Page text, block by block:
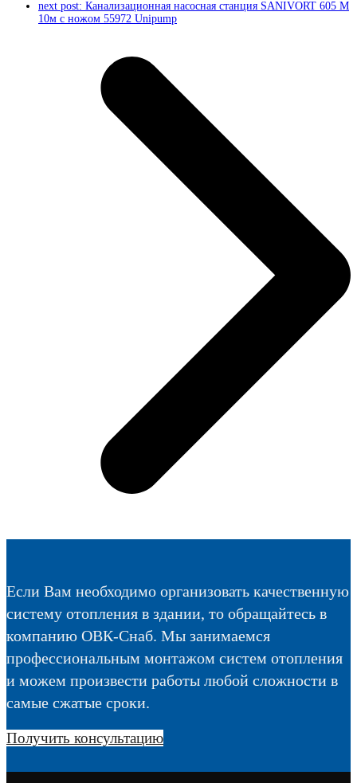
next post: Канализационная насосная станция SANIVORT 605 M
10м с ножом 55972 Unipump
Если Вам необходимо организовать качественную
систему отопления в здании, то обращайтесь в
компанию ОВК-Снаб. Мы занимаемся
профессиональным монтажом систем отопления
и можем произвести работы любой сложности в
самые сжатые сроки.
Получить консультацию